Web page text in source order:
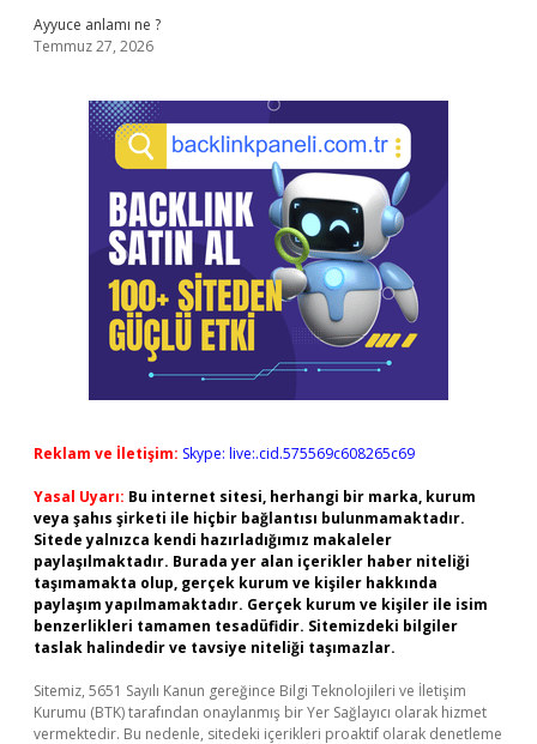
Ayyuce anlamı ne ?
Temmuz 27, 2026
Reklam ve İletişim: Skype: live:.cid.575569c608265c69
Yasal Uyarı: Bu internet sitesi, herhangi bir marka, kurum
veya şahıs şirketi ile hiçbir bağlantısı bulunmamaktadır.
Sitede yalnızca kendi hazırladığımız makaleler
paylaşılmaktadır. Burada yer alan içerikler haber niteliği
taşımamakta olup, gerçek kurum ve kişiler hakkında
paylaşım yapılmamaktadır. Gerçek kurum ve kişiler ile isim
benzerlikleri tamamen tesadüfidir. Sitemizdeki bilgiler
taslak halindedir ve tavsiye niteliği taşımazlar.
Sitemiz, 5651 Sayılı Kanun gereğince Bilgi Teknolojileri ve İletişim
Kurumu (BTK) tarafından onaylanmış bir Yer Sağlayıcı olarak hizmet
vermektedir. Bu nedenle, sitedeki içerikleri proaktif olarak denetleme